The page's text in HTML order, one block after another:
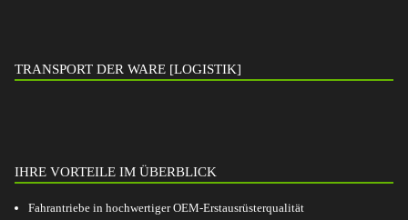
TRANSPORT DER WARE [LOGISTIK]
IHRE VORTEILE IM ÜBERBLICK
Fahrantriebe in hochwertiger OEM-Erstausrüsterqualität